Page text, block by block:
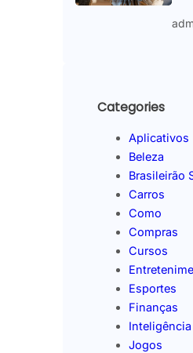
Categories
Aplicativos
Beleza
Brasileirão
Carros
Como
Compras
Cursos
Esportes
Finanças
Jogos